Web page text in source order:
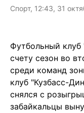
Спорт, 12:43, 31
Футбольный
счету сезон во
среди команд
клуб "Кузбасс-
снялся с
забайкальцы